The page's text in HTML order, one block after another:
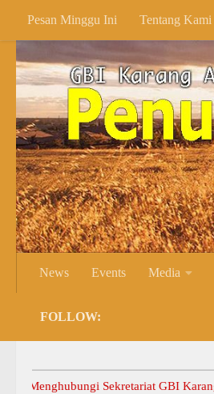
Skip to content
Pesan Minggu Ini Tentang Kami
News Events Media
FOLLOW:
Sekretariat GBI Karang Anyar.